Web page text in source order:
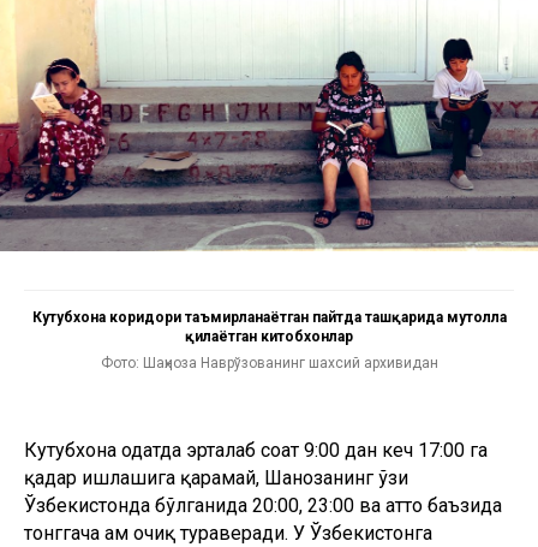
Кутубхона коридори таъмирланаётган пайтда ташқарида мутолла
қилаётган китобхонлар
Фото: Шаҳноза Наврўзованинг шахсий архивидан
Кутубхона одатда эрталаб соат 9:00 дан кеч 17:00 га
қадар ишлашига қарамай, Шаҳнозанинг ўзи
Ўзбекистонда бўлганида 20:00, 23:00 ва ҳатто баъзида
тонггача ҳам очиқ тураверади. У Ўзбекистонга